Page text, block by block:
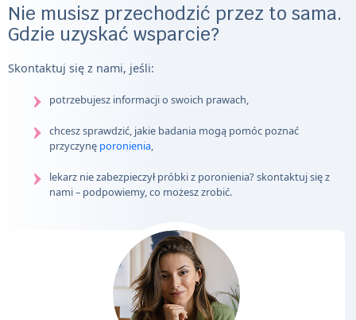
Nie musisz przechodzić przez to sama.
Gdzie uzyskać wsparcie?
Skontaktuj się z nami, jeśli:
potrzebujesz informacji o swoich prawach,
chcesz sprawdzić, jakie badania mogą pomóc poznać
przyczynę poronienia,
lekarz nie zabezpieczył próbki z poronienia? skontaktuj się z
nami – podpowiemy, co możesz zrobić.